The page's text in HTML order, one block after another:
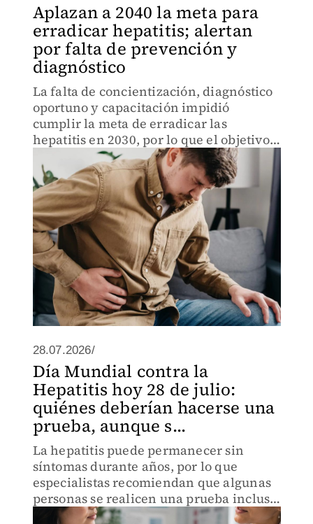
Aplazan a 2040 la meta para
erradicar hepatitis; alertan
por falta de prevención y
diagnóstico
La falta de concientización, diagnóstico
oportuno y capacitación impidió
cumplir la meta de erradicar las
hepatitis en 2030, por lo que el objetivo
internacional fue aplazado hasta 2040.
28.07.2026/
Día Mundial contra la
Hepatitis hoy 28 de julio:
quiénes deberían hacerse una
prueba, aunque s...
La hepatitis puede permanecer sin
síntomas durante años, por lo que
especialistas recomiendan que algunas
personas se realicen una prueba incluso
si se sienten bien.